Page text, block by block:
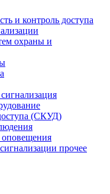
и контроль доступа
охраны и
(СКУД)
оповещения
прочее